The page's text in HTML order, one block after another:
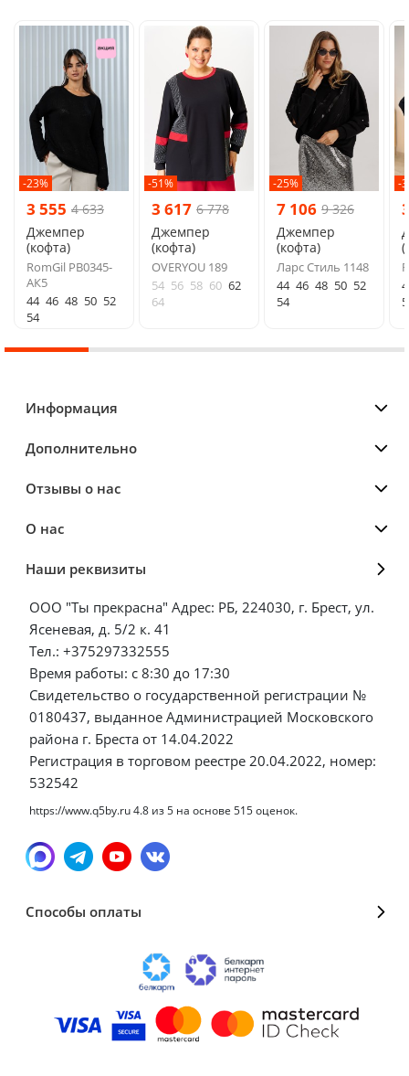
-23%
3 555 4 633
Джемпер
(кофта)
RomGil РВ0345-
АК5
44 46 48 50 52
54
-51%
3 617 6 778
Джемпер
(кофта)
OVERYOU 189
54 56 58 60 62
64
-25%
7 106 9 326
Джемпер
(кофта)
Ларс Стиль 1148
44 46 48 50 52
54
-
Информация
Дополнительно
Отзывы о нас
О нас
Наши реквизиты
ООО "Ты прекрасна" Адрес: РБ, 224030, г. Брест, ул.
Ясеневая, д. 5/2 к. 41
Тел.: +375297332555
Время работы: с 8:30 до 17:30
Свидетельство о государственной регистрации №
0180437, выданное Администрацией Московского
района г. Бреста от 14.04.2022
Регистрация в торговом реестре 20.04.2022, номер:
532542
https://www.q5by.ru4.8 из5 на основе 515оценок.
Способы оплаты